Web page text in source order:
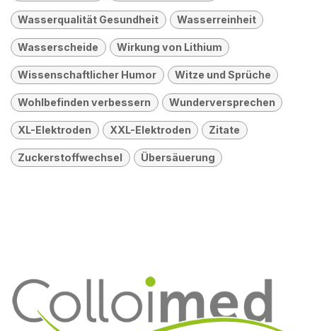
Wasserqualität Gesundheit Wasserreinheit
Wasserscheide Wirkung von Lithium
Wissenschaftlicher Humor Witze und Sprüche
Wohlbefinden verbessern Wunderversprechen
XL-Elektroden XXL-Elektroden Zitate
Zuckerstoffwechsel Übersäuerung